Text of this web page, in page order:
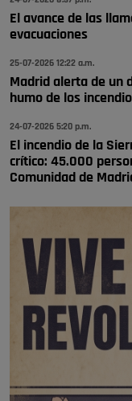
Pozuelo de Alarcón
🔴
El avance de las
evacuaciones
25-07-2026 12:22 a.m.
Madrid alerta de un
humo de los
24-07-2026 5:20 p.m.
El incendio de la
crítico: 45.000
Comunidad de